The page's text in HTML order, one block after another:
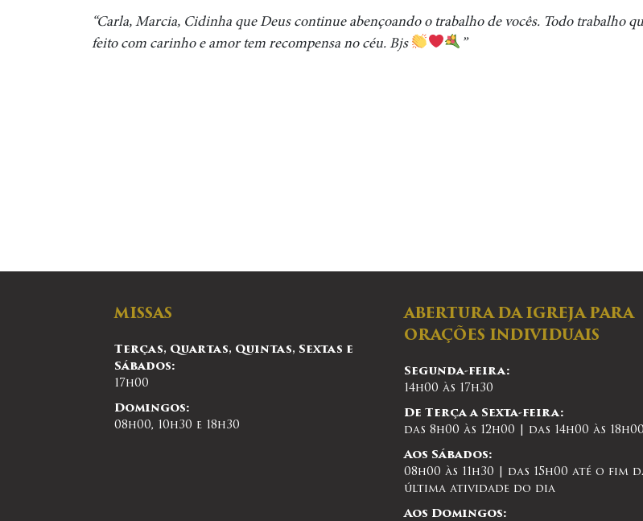
“Carla, Marcia, Cidinha que Deus continue abençoando o trabalho de vocês. Todo trabalho
feito com carinho e amor tem recompensa no céu. Bjs
”
MISSAS
Terças, Quartas, Quintas, Sextas e
Sábados:
17h00
Domingos:
08h00, 10h30 e 18h30
ABERTURA DA IGREJA PARA
ORAÇÕES INDIVIDUAIS
Segunda-feira:
14h00 às 17h30
De Terça a Sexta-feira:
das 8h00 às 12h00 | das 14h00 às 18h00
Aos Sábados:
08h00 às 11h30 | das 15h00 até o fim
última atividade do dia
Aos Domingos: